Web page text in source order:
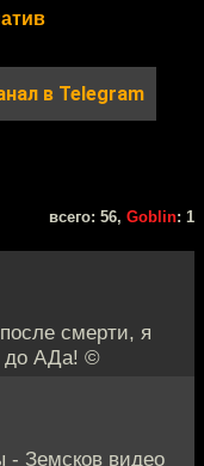
в Telegram
всего: 56, Goblin: 1
смерти, я
до АДа! ©
Земсков видео